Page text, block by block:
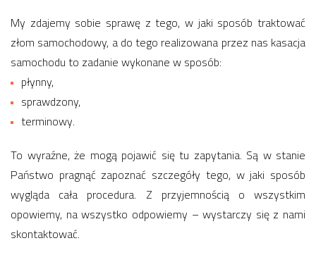
My zdajemy sobie sprawę z tego, w jaki sposób traktować
złom samochodowy, a do tego realizowana przez nas kasacja
samochodu to zadanie wykonane w sposób:
płynny,
sprawdzony,
terminowy.
To wyraźne, że mogą pojawić się tu zapytania. Są w stanie
Państwo pragnąć zapoznać szczegóły tego, w jaki sposób
wygląda cała procedura. Z przyjemnością o wszystkim
opowiemy, na wszystko odpowiemy – wystarczy się z nami
skontaktować.